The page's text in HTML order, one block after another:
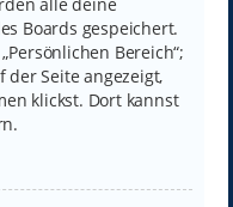
alle deine
Boards gespeichert.
Bereich“;
Seite angezeigt,
klickst. Dort kannst